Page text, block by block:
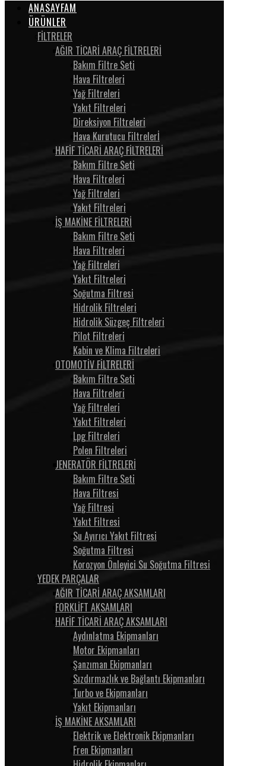
ANASAYFAM
ÜRÜNLER
FİLTRELER
AĞIR TİCARİ ARAÇ FİLTRELERİ
Bakım Filtre Seti
Hava Filtreleri
Yağ Filtreleri
Yakıt Filtreleri
Direksiyon Filtreleri
Hava Kurutucu Filtrelerİ
HAFİF TİCARİ ARAÇ FİLTRELERİ
Bakım Filtre Seti
Hava Filtreleri
Yağ Filtreleri
Yakıt Filtreleri
İŞ MAKİNE FİLTRELERİ
Bakım Filtre Seti
Hava Filtreleri
Yağ Filtreleri
Yakıt Filtreleri
Soğutma Filtresi
Hidrolik Filtreleri
Hidrolik Süzgeç Filtreleri
Pilot Filtreleri
Kabin ve Klima Filtreleri
OTOMOTİV FİLTRELERİ
Bakım Filtre Seti
Hava Filtreleri
Yağ Filtreleri
Yakıt Filtreleri
Lpg Filtreleri
Polen Filtreleri
JENERATÖR FİLTRELERİ
Bakım Filtre Seti
Hava Filtresi
Yağ Filtresi
Yakıt Filtresi
Su Ayırıcı Yakıt Filtresi
Soğutma Filtresi
Korozyon Önleyici Su Soğutma Filtresi
YEDEK PARÇALAR
AĞIR TİCARİ ARAÇ AKSAMLARI
FORKLİFT AKSAMLARI
HAFİF TİCARİ ARAÇ AKSAMLARI
Aydınlatma Ekipmanları
Motor Ekipmanları
Şanzıman Ekipmanları
Sızdırmazlık ve Bağlantı Ekipmanları
Turbo ve Ekipmanları
Yakıt Ekipmanları
İŞ MAKİNE AKSAMLARI
Elektrik ve Elektronik Ekipmanları
Fren Ekipmanları